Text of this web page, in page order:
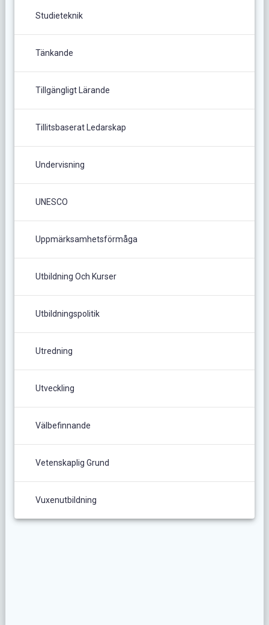
Studieteknik
Tänkande
Tillgängligt Lärande
Tillitsbaserat Ledarskap
Undervisning
UNESCO
Uppmärksamhetsförmåga
Utbildning Och Kurser
Utbildningspolitik
Utredning
Utveckling
Välbefinnande
Vetenskaplig Grund
Vuxenutbildning